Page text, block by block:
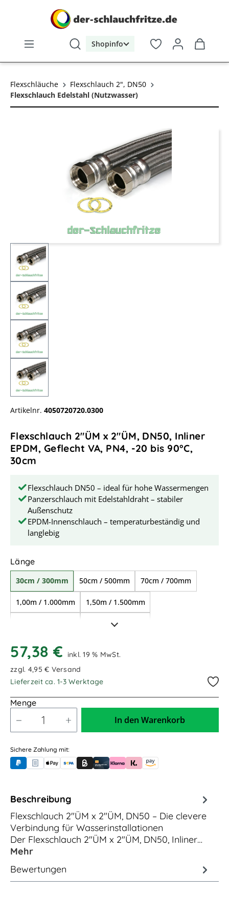
Shopinfo
Flexschläuche
Flexschlauch 2", DN50
Flexschlauch Edelstahl (Nutzwasser)
Artikelnr. 4050720720.0300
Flexschlauch 2"ÜM x 2"ÜM, DN50, Inliner
EPDM, Geflecht VA, PN4, -20 bis 90°C,
30cm
Flexschlauch DN50 – ideal für hohe Wassermengen
Panzerschlauch mit Edelstahldraht – stabiler
Außenschutz
EPDM-Innenschlauch – temperaturbeständig und
langlebig
Längeauswählen
30cm / 300mm 50cm / 500mm 70cm / 700mm
1,00m / 1.000mm 1,50m / 1.500mm
5,00m / 5.000mm
57,38 €
inkl. 19 % MwSt.
zzgl. 4,95 € Versand
Lieferzeit ca. 1-3 Werktage
Menge
In den Warenkorb
Sichere Zahlung mit:
PayPalRechnungskauf (für Behörden)
Apple PayBanküberweisung (vorab)
Rechnungskauf (Billie)
Kreditkarte
Rechnung oder Ratenkauf (Klarna)
Sofortüberweisung (Klarna)
Amazon Pay
Beschreibung
Flexschlauch 2"ÜM x 2"ÜM, DN50 – Die clevere
Verbindung für Wasserinstallationen
Der Flexschlauch 2"ÜM x 2"ÜM, DN50, Inliner…
Mehr
Bewertungen